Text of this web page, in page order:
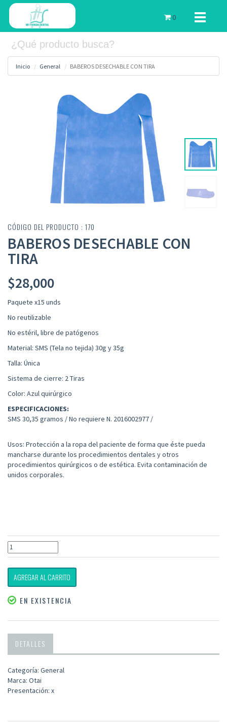
Toggle
0
Inicio General BABEROS DESECHABLE CON TIRA
CÓDIGO DEL PRODUCTO : 170
BABEROS DESECHABLE CON
TIRA
$28,000
Paquete x15 unds
No reutilizable
No estéril, libre de patógenos
Material: SMS (Tela no tejida) 30g y 35g
Talla: Única
Sistema de cierre: 2 Tiras
Color: Azul quirúrgico
ESPECIFICACIONES:
SMS 30,35 gramos / No requiere N. 2016002977 /
Usos: Protección a la ropa del paciente de forma que éste pueda
mancharse durante los procedimientos dentales y otros
procedimientos quirúrgicos o de estética. Evita contaminación de
­unidos corporales.
AGREGAR AL CARRITO
EN EXISTENCIA
DETALLES
Categoría: General
Marca: Otai
Presentación: x